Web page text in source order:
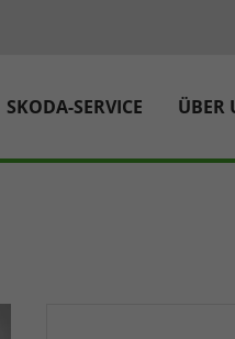
SKODA-SERVICE ÜBER